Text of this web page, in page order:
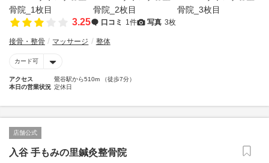
3.25 口コミ 1件 写真 3枚
接骨・整骨 マッサージ 整体
カード可
アクセス
鶯谷駅から510m （徒歩7分）
本日の営業状況 定休日
店舗公式
入谷 手もみの里鍼灸整骨院